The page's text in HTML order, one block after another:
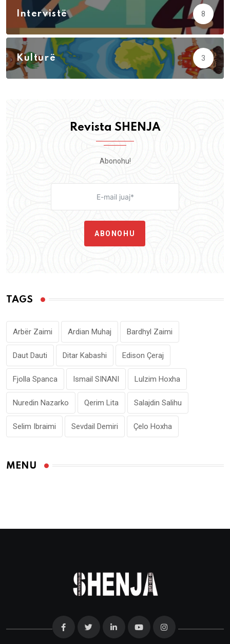
Intervistë 8
Kulturë 3
Revista SHENJA
Abonohu!
ABONOHU
TAGS
Arbër Zaimi Ardian Muhaj Bardhyl Zaimi
Daut Dauti Ditar Kabashi Edison Çeraj
Fjolla Spanca Ismail SINANI Lulzim Hoxha
Nuredin Nazarko Qerim Lita Salajdin Salihu
Selim Ibraimi Sevdail Demiri Çelo Hoxha
MENU